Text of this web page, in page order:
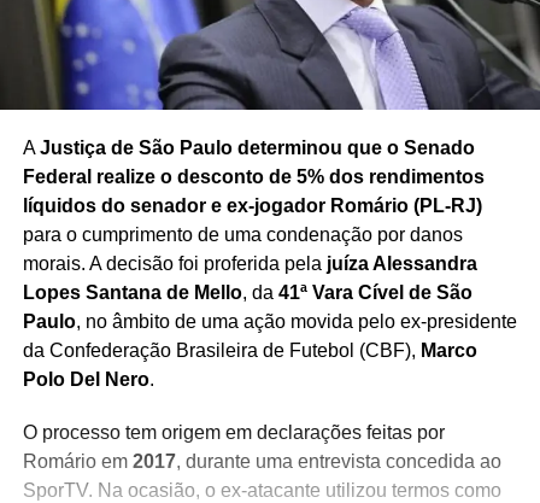
AJustiça de São Paulo determinou que o Senado
Federal realize o desconto de 5% dos rendimentos
líquidos do senador e ex-jogador Romário (PL-RJ)
para o cumprimento de uma condenação por danos
morais. A decisão foi proferida pela juíza Alessandra
Lopes Santana de Mello, da 41ª Vara Cível de São
Paulo, no âmbito de uma ação movida pelo ex-presidente
da Confederação Brasileira de Futebol (CBF), Marco
Polo Del Nero.
O processo tem origem em declarações feitas por
Romário em 2017, durante uma entrevista concedida ao
SporTV. Na ocasião, o ex-atacante utilizou termos como